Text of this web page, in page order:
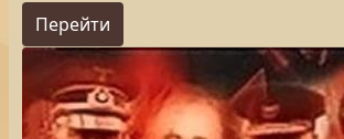
Перейти